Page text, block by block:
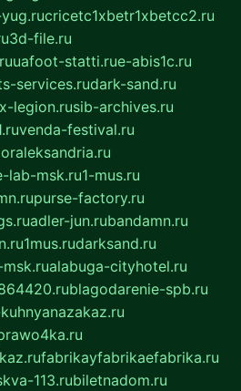
cricetc1xbetr1xbetcc2.ru
3d-file.ru
uafoot-statti.rue-abis1c.ru
services.rudark-sand.ru
x-legion.rusib-archives.ru
venda-festival.ru
lab-msk.ru1-mus.ru
purse-factory.ru
adler-jun.rubandamn.ru
1mus.rudarksand.ru
alabuga-cityhotel.ru
blagodarenie-spb.ru
fabrikayfabrikaefabrika.ru
113.rubiletnadom.ru